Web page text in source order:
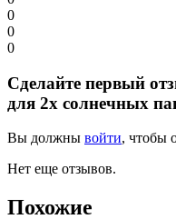
0
0
0
Сделайте первый
для 2х солнечных
Вы должны войти, чтобы
Нет еще отзывов.
Похожие